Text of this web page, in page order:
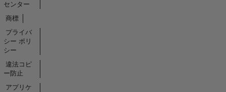
センター
商標
プライバ
シー ポリ
シー
違法コピ
ー防止
アプリケ